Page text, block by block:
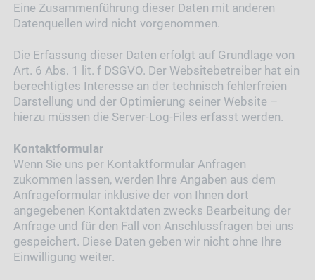
Eine Zusammenführung dieser Daten mit anderen
Datenquellen wird nicht vorgenommen.
Die Erfassung dieser Daten erfolgt auf Grundlage von
Art. 6 Abs. 1 lit. f DSGVO. Der Websitebetreiber hat ein
berechtigtes Interesse an der technisch fehlerfreien
Darstellung und der Optimierung seiner Website –
hierzu müssen die Server-Log-Files erfasst werden.
Kontaktformular
Wenn Sie uns per Kontaktformular Anfragen
zukommen lassen, werden Ihre Angaben aus dem
Anfrageformular inklusive der von Ihnen dort
angegebenen Kontaktdaten zwecks Bearbeitung der
Anfrage und für den Fall von Anschlussfragen bei uns
gespeichert. Diese Daten geben wir nicht ohne Ihre
Einwilligung weiter.